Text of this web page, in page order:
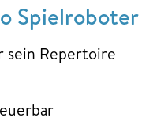
Spielroboter
sein Repertoire